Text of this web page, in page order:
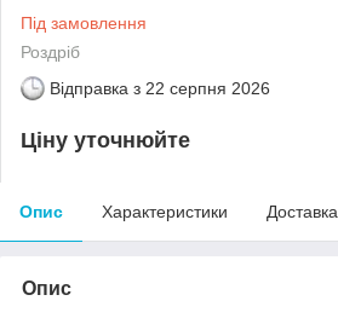
Під замовлення
Роздріб
Відправка з 22 серпня 2026
Ціну уточнюйте
Опис Характеристики Доставка
Опис